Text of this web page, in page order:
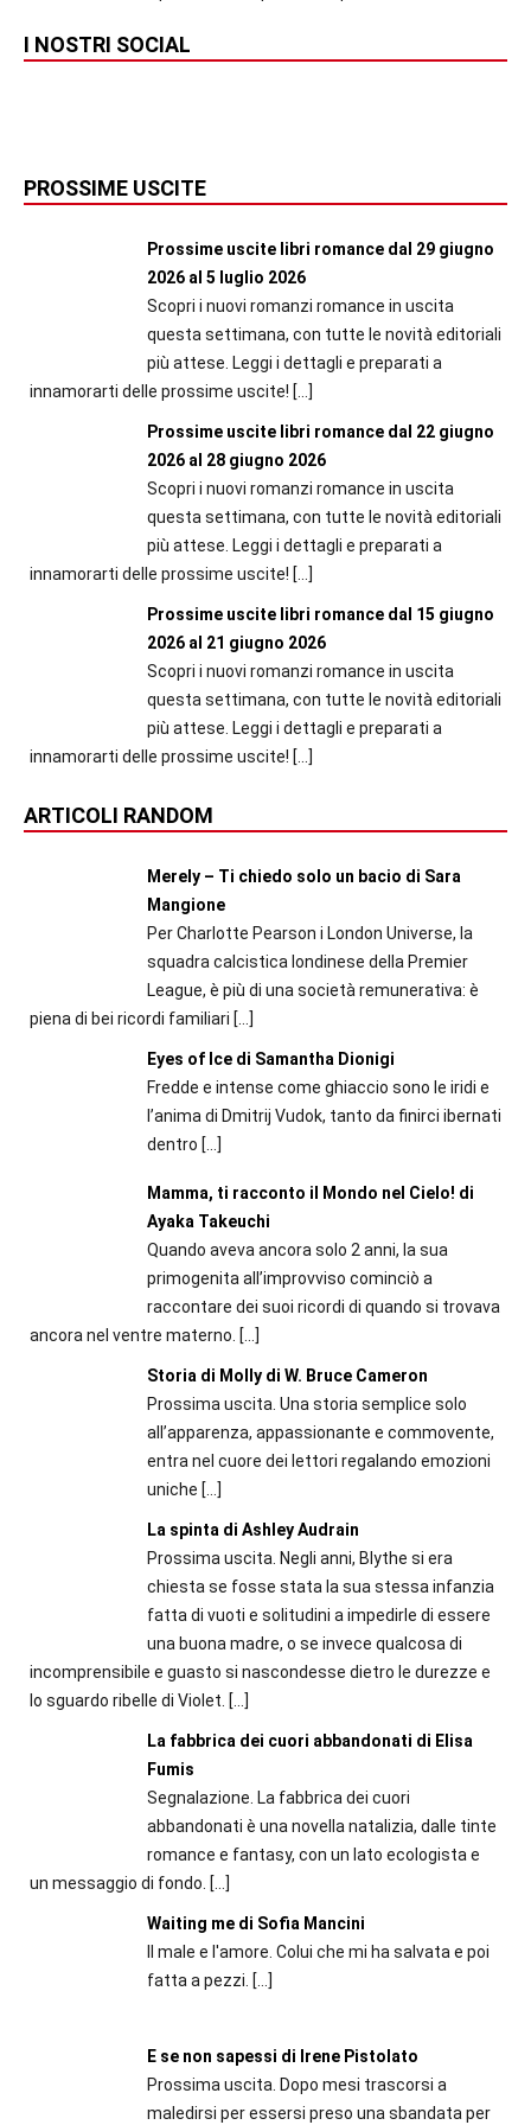
I NOSTRI SOCIAL
PROSSIME USCITE
Prossime uscite libri romance dal 29 giugno
2026 al 5 luglio 2026
Scopri i nuovi romanzi romance in uscita
questa settimana, con tutte le novità editoriali
più attese. Leggi i dettagli e preparati a
innamorarti delle prossime uscite! […]
Prossime uscite libri romance dal 22 giugno
2026 al 28 giugno 2026
Scopri i nuovi romanzi romance in uscita
questa settimana, con tutte le novità editoriali
più attese. Leggi i dettagli e preparati a
innamorarti delle prossime uscite! […]
Prossime uscite libri romance dal 15 giugno
2026 al 21 giugno 2026
Scopri i nuovi romanzi romance in uscita
questa settimana, con tutte le novità editoriali
più attese. Leggi i dettagli e preparati a
innamorarti delle prossime uscite! […]
ARTICOLI RANDOM
Merely – Ti chiedo solo un bacio di Sara
Mangione
Per Charlotte Pearson i London Universe, la
squadra calcistica londinese della Premier
League, è più di una società remunerativa: è
piena di bei ricordi familiari […]
Eyes of Ice di Samantha Dionigi
Fredde e intense come ghiaccio sono le iridi e
l’anima di Dmitrij Vudok, tanto da finirci ibernati
dentro […]
Mamma, ti racconto il Mondo nel Cielo! di
Ayaka Takeuchi
Quando aveva ancora solo 2 anni, la sua
primogenita all’improvviso cominciò a
raccontare dei suoi ricordi di quando si trovava
ancora nel ventre materno. […]
Storia di Molly di W. Bruce Cameron
Prossima uscita. Una storia semplice solo
all’apparenza, appassionante e commovente,
entra nel cuore dei lettori regalando emozioni
uniche […]
La spinta di Ashley Audrain
Prossima uscita. Negli anni, Blythe si era
chiesta se fosse stata la sua stessa infanzia
fatta di vuoti e solitudini a impedirle di essere
una buona madre, o se invece qualcosa di
incomprensibile e guasto si nascondesse dietro le durezze e
lo sguardo ribelle di Violet. […]
La fabbrica dei cuori abbandonati di Elisa
Fumis
Segnalazione. La fabbrica dei cuori
abbandonati è una novella natalizia, dalle tinte
romance e fantasy, con un lato ecologista e
un messaggio di fondo. […]
Waiting me di Sofia Mancini
Il male e l'amore. Colui che mi ha salvata e poi
fatta a pezzi. […]
E se non sapessi di Irene Pistolato
Prossima uscita. Dopo mesi trascorsi a
maledirsi per essersi preso una sbandata per